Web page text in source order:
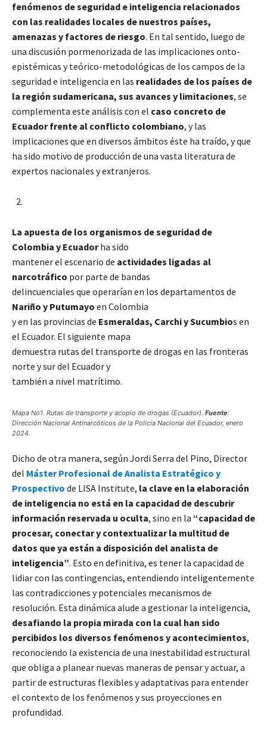
fenómenos de seguridad e inteligencia relacionados
con las realidades locales de nuestros países,
amenazas y factores de riesgo. En tal sentido, luego de
una discusión pormenorizada de las implicaciones onto-
epistémicas y teórico-metodológicas de los campos de la
seguridad e inteligencia en las realidades de los países de
la región sudamericana, sus avances y limitaciones, se
complementa este análisis con el caso concreto de
Ecuador frente al conflicto colombiano, y las
implicaciones que en diversos ámbitos éste ha traído, y que
ha sido motivo de producción de una vasta literatura de
expertos nacionales y extranjeros.
La apuesta de los organismos de seguridad de
Colombia y Ecuadorha sido
mantener el escenario de actividades ligadas al
narcotráfico por parte de bandas
delincuenciales que operarían en los departamentos de
Nariño y Putumayo en Colombia
y en las provincias de Esmeraldas, Carchi y Sucumbios en
el Ecuador. El siguiente mapa
demuestra rutas del transporte de drogas en las fronteras
norte y sur del Ecuador y
también a nivel matrítimo.
Mapa No1. Rutas de transporte y acopio de drogas (Ecuador). Fuente:
Dirección Nacional Antinarcóticos de la Policía Nacional del Ecuador, enero
2024.
Dicho de otra manera, según Jordi Serra del Pino, Director
del Máster Profesional de Analista Estratégico y
Prospectivo de LISA Institute, la clave en la elaboración
de inteligencia no está en la capacidad de descubrir
información reservada u oculta, sino en la “capacidad de
procesar, conectar y contextualizar la multitud de
datos que ya están a disposición del analista de
inteligencia”. Esto en definitiva, es tener la capacidad de
lidiar con las contingencias, entendiendo inteligentemente
las contradicciones y potenciales mecanismos de
resolución. Esta dinámica alude a gestionar la inteligencia,
desafiando la propia mirada con la cual han sido
percibidos los diversos fenómenos y acontecimientos,
reconociendo la existencia de una inestabilidad estructural
que obliga a planear nuevas maneras de pensar y actuar, a
partir de estructuras flexibles y adaptativas para entender
el contexto de los fenómenos y sus proyecciones en
profundidad.